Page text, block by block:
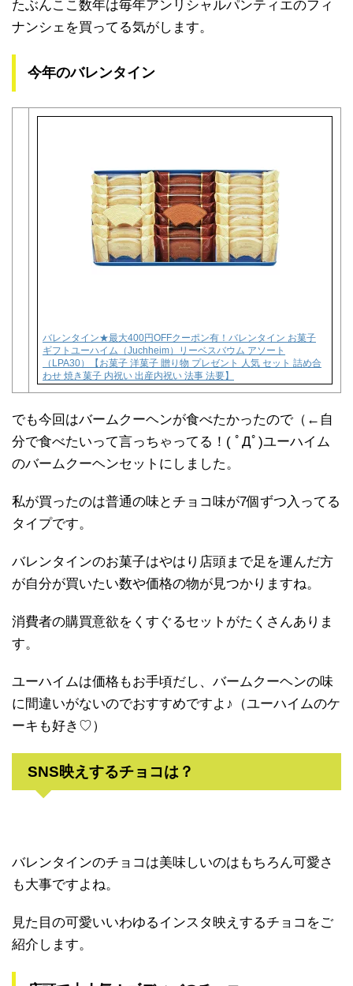
たぶんここ数年は毎年アンリシャルパンティエのフィ
ナンシェを買ってる気がします。
今年のバレンタイン
バレンタイン★最大400円OFFクーポン有！バレンタイン お菓子
ギフトユーハイム（Juchheim）リーベスバウム アソート
（LPA30）【お菓子 洋菓子 贈り物 プレゼント 人気 セット 詰め合
わせ 焼き菓子 内祝い 出産内祝い 法事 法要】
でも今回はバームクーヘンが食べたかったので（←自
分で食べたいって言っちゃってる！( ﾟДﾟ)ユーハイム
のバームクーヘンセットにしました。
私が買ったのは普通の味とチョコ味が7個ずつ入ってる
タイプです。
バレンタインのお菓子はやはり店頭まで足を運んだ方
が自分が買いたい数や価格の物が見つかりますね。
消費者の購買意欲をくすぐるセットがたくさんありま
す。
ユーハイムは価格もお手頃だし、バームクーヘンの味
に間違いがないのでおすすめですよ♪（ユーハイムのケ
ーキも好き♡）
SNS映えするチョコは？
バレンタインのチョコは美味しいのはもちろん可愛さ
も大事ですよね。
見た目の可愛いいわゆるインスタ映えするチョコをご
紹介します。